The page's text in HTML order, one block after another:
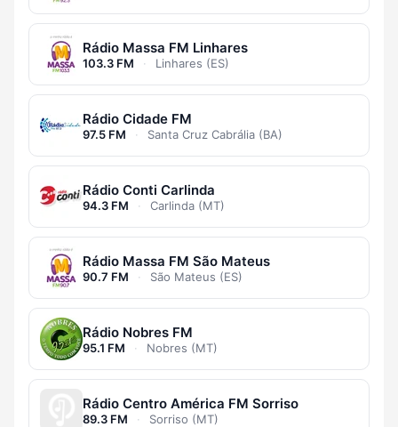
Rádio Massa FM Linhares
103.3 FM · Linhares (ES)
Rádio Cidade FM
97.5 FM · Santa Cruz Cabrália (BA)
Rádio Conti Carlinda
94.3 FM · Carlinda (MT)
Rádio Massa FM São Mateus
90.7 FM · São Mateus (ES)
Rádio Nobres FM
95.1 FM · Nobres (MT)
Rádio Centro América FM Sorriso
89.3 FM · Sorriso (MT)